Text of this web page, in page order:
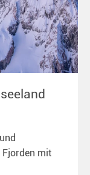
Fjorden mit